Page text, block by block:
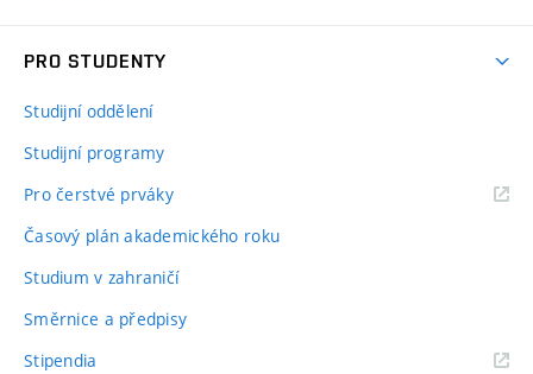
PRO STUDENTY
Studijní oddělení
Studijní programy
Pro čerstvé prváky
Časový plán akademického roku
Studium v zahraničí
Směrnice a předpisy
Stipendia